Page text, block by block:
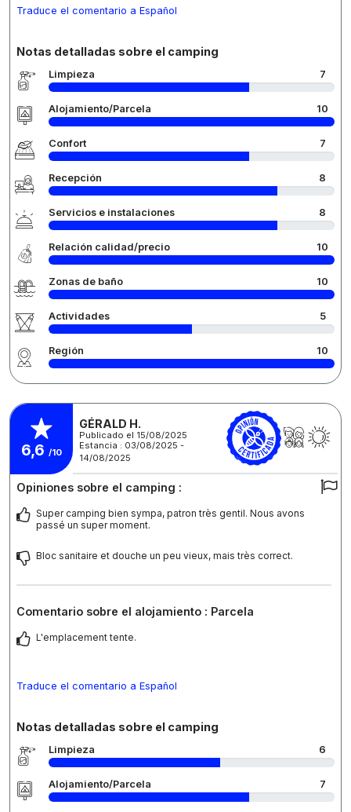
Traduce el comentario a Español
Notas detalladas sobre el camping
Limpieza 7
Alojamiento/Parcela 10
Confort 7
Recepción 8
Servicios e instalaciones 8
Relación calidad/precio 10
Zonas de baño 10
Actividades 5
Región 10
6,6 /10
GÉRALD H.
Publicado el 15/08/2025
Estancia : 03/08/2025 -
14/08/2025
Opiniones sobre el camping :
Super camping bien sympa, patron très gentil. Nous avons
passé un super moment.
Bloc sanitaire et douche un peu vieux, mais très correct.
Comentario sobre el alojamiento : Parcela
L'emplacement tente.
Traduce el comentario a Español
Notas detalladas sobre el camping
Limpieza 6
Alojamiento/Parcela 7